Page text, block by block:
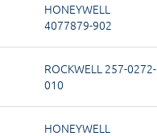
HONEYWELL
4077879-902
ROCKWELL 257-0272-
010
HONEYWELL